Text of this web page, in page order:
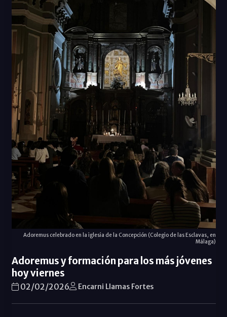
Adoremus celebrado en la iglesia de la Concepción (Colegio de las Esclavas, en
Málaga)
Adoremus y formación para los más jóvenes
hoy viernes
02/02/2026 Encarni Llamas Fortes